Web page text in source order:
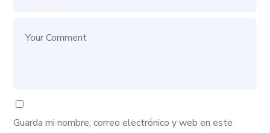
Guarda mi nombre, correo electrónico y web en este